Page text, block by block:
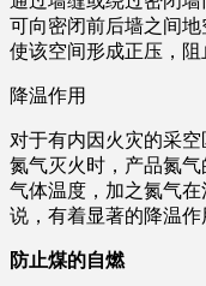
可向密闭前后墙之间地
使该空间形成正压，阻
降温作用
对于有内因火灾的采
氮气灭火时，产品氮
气体温度，加之氮气
说，有着显著的降温作
防止煤的自燃